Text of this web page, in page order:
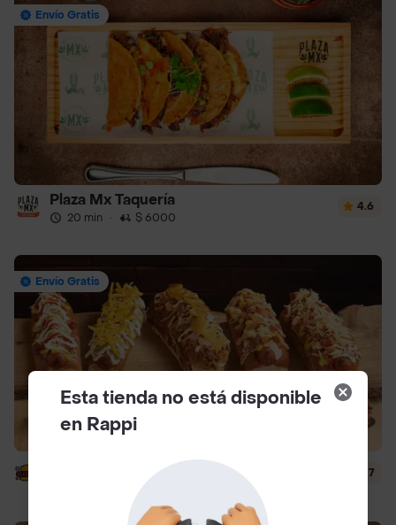
Envío Gratis
Plaza Mx Taquería
20 min · $ 6000
4.6
Envío Gratis
El Corral - Vaqueros
$ 5000
4.7
Esta tienda no está disponible
en Rappi